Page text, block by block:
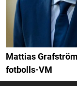
Mattias
fotbolls-VM